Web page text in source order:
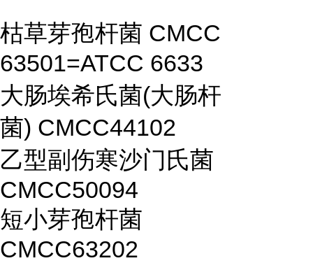
枯草芽孢杆菌 CMCC
63501=ATCC 6633
大肠埃希氏菌(大肠杆
菌) CMCC44102
乙型副伤寒沙门氏菌
CMCC50094
短小芽孢杆菌
CMCC63202